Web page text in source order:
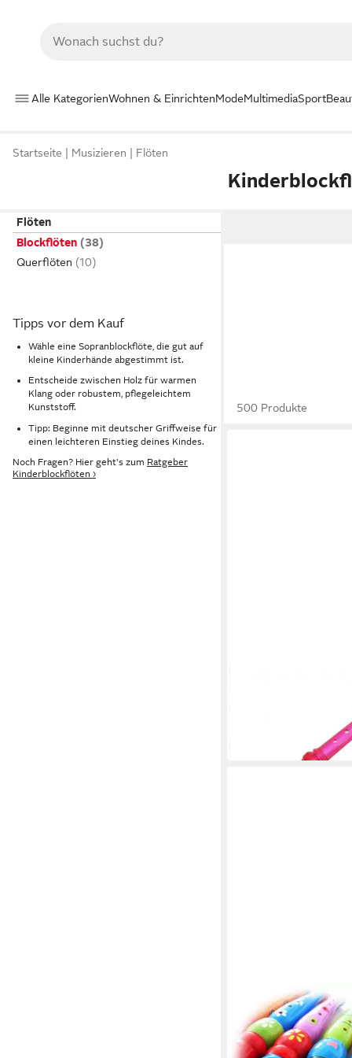
Alle KategorienWohnen & EinrichtenModeMultimediaSport
Startseite Musizieren Flöten
Flöten
Blockflöten
Querflöten
Tipps vor dem Kauf
Wähle eine Sopranblockflöte, die gut auf
kleine Kinderhände abgestimmt ist.
Entscheide zwischen Holz für warmen
Klang oder robustem, pflegeleichtem
Kunststoff.
Tipp: Beginne mit deutscher Griffweise für
einen leichteren Einstieg deines Kindes.
Noch Fragen? Hier geht's zum Ratgeber
Kinderblockflöten ›
500 Produkte
Sopran Neon
in 3-4 Werktagen bei dir
KEEPDRUM
Blockflöte keepdrum
aus Holz für Kinder
13,90 €